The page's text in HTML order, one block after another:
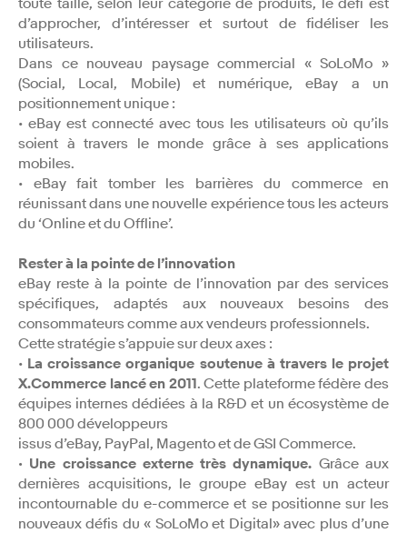
d’approcher, d’intéresser et surtout de fidéliser les
utilisateurs.
Dans ce nouveau paysage commercial « SoLoMo »
(Social, Local, Mobile) et numérique, eBay a un
positionnement unique :
• eBay est connecté avec tous les utilisateurs où qu’ils
soient à travers le monde grâce à ses applications
mobiles.
• eBay fait tomber les barrières du commerce en
réunissant dans une nouvelle expérience tous les acteurs
du ‘Online et du Offline’.
Rester à la pointe de l’innovation
eBay reste à la pointe de l’innovation par des services
spécifiques, adaptés aux nouveaux besoins des
consommateurs comme aux vendeurs professionnels.
Cette stratégie s’appuie sur deux axes :
• La croissance organique soutenue à travers le projet
X.Commerce lancé en 2011. Cette plateforme fédère des
équipes internes dédiées à la R&D et un écosystème de
800 000 développeurs
issus d’eBay, PayPal, Magento et de GSI Commerce.
• Une croissance externe très dynamique. Grâce aux
dernières acquisitions, le groupe eBay est un acteur
incontournable du e-commerce et se positionne sur les
nouveaux défis du « SoLoMo et Digital» avec plus d’une